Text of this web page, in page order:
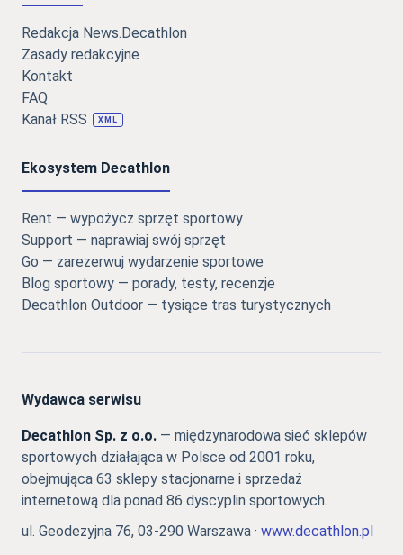
Redakcja News.Decathlon
Zasady redakcyjne
Kontakt
FAQ
Kanał RSS
XML
Ekosystem Decathlon
Rent — wypożycz sprzęt sportowy
Support — naprawiaj swój sprzęt
Go — zarezerwuj wydarzenie sportowe
Blog sportowy — porady, testy, recenzje
Decathlon Outdoor — tysiące tras turystycznych
Wydawca serwisu
Decathlon Sp. z o.o. — międzynarodowa sieć sklepów
sportowych działająca w Polsce od 2001 roku,
obejmująca 63 sklepy stacjonarne i sprzedaż
internetową dla ponad 86 dyscyplin sportowych.
ul. Geodezyjna 76, 03-290 Warszawa · www.decathlon.pl